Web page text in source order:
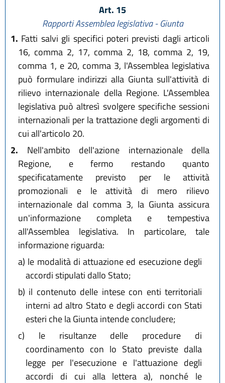
Art. 15
Rapporti Assemblea legislativa - Giunta
1. Fatti salvi gli specifici poteri previsti dagli articoli
16, comma 2, 17, comma 2, 18, comma 2, 19,
comma 1, e 20, comma 3, l'Assemblea legislativa
può formulare indirizzi alla Giunta sull'attività di
rilievo internazionale della Regione. L'Assemblea
legislativa può altresì svolgere specifiche sessioni
internazionali per la trattazione degli argomenti di
cui all'articolo 20.
2. Nell'ambito dell'azione internazionale della
Regione, e fermo restando quanto
specificatamente previsto per le attività
promozionali e le attività di mero rilievo
internazionale dal comma 3, la Giunta assicura
un'informazione completa e tempestiva
all'Assemblea legislativa. In particolare, tale
informazione riguarda:
a) le modalità di attuazione ed esecuzione degli
accordi stipulati dallo Stato;
b) il contenuto delle intese con enti territoriali
interni ad altro Stato e degli accordi con Stati
esteri che la Giunta intende concludere;
c) le risultanze delle procedure di
coordinamento con lo Stato previste dalla
legge per l'esecuzione e l'attuazione degli
accordi di cui alla lettera a), nonché le